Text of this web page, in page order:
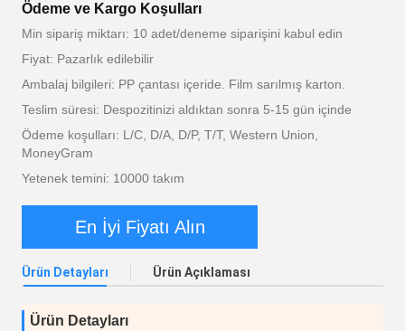
Ödeme ve Kargo Koşulları
Min sipariş miktarı: 10 adet/deneme siparişini kabul edin
Fiyat: Pazarlık edilebilir
Ambalaj bilgileri: PP çantası içeride. Film sarılmış karton.
Teslim süresi: Despozitinizi aldıktan sonra 5-15 gün içinde
Ödeme koşulları: L/C, D/A, D/P, T/T, Western Union,
MoneyGram
Yetenek temini: 10000 takım
En İyi Fiyatı Alın
Ürün Detayları Ürün Açıklaması
Ürün Detayları